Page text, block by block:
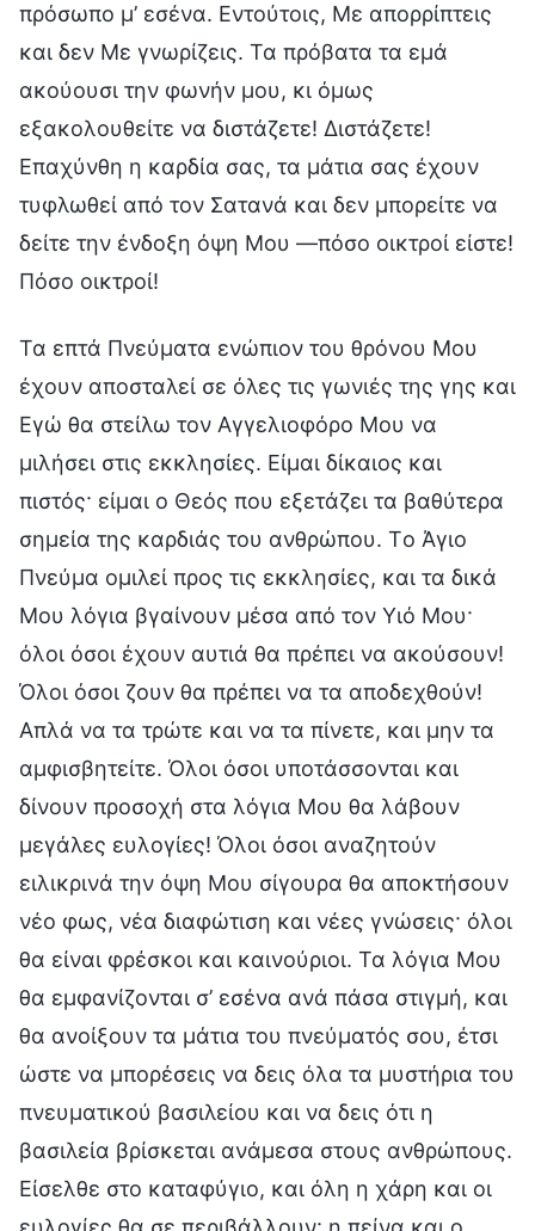
πρόσωπο μ’ εσένα. Εντούτοις, Με απορρίπτεις
και δεν Mε γνωρίζεις. Τα πρόβατα τα εμά
ακούουσι την φωνήν μου, κι όμως
εξακολουθείτε να διστάζετε! Διστάζετε!
Επαχύνθη η καρδία σας, τα μάτια σας έχουν
τυφλωθεί από τον Σατανά και δεν μπορείτε να
δείτε την ένδοξη όψη Μου —πόσο οικτροί είστε!
Πόσο οικτροί!
Τα επτά Πνεύματα ενώπιον του θρόνου Μου
έχουν αποσταλεί σε όλες τις γωνιές της γης και
Εγώ θα στείλω τον Αγγελιοφόρο Μου να
μιλήσει στις εκκλησίες. Είμαι δίκαιος και
πιστός· είμαι ο Θεός που εξετάζει τα βαθύτερα
σημεία της καρδιάς του ανθρώπου. Tο Άγιο
Πνεύμα ομιλεί προς τις εκκλησίες, και τα δικά
Μου λόγια βγαίνουν μέσα από τον Υιό Μου·
όλοι όσοι έχουν αυτιά θα πρέπει να ακούσουν!
Όλοι όσοι ζουν θα πρέπει να τα αποδεχθούν!
Απλά να τα τρώτε και να τα πίνετε, και μην τα
αμφισβητείτε. Όλοι όσοι υποτάσσονται και
δίνουν προσοχή στα λόγια Μου θα λάβουν
μεγάλες ευλογίες! Όλοι όσοι αναζητούν
ειλικρινά την όψη Μου σίγουρα θα αποκτήσουν
νέο φως, νέα διαφώτιση και νέες γνώσεις· όλοι
θα είναι φρέσκοι και καινούριοι. Τα λόγια Μου
θα εμφανίζονται σ’ εσένα ανά πάσα στιγμή, και
θα ανοίξουν τα μάτια του πνεύματός σου, έτσι
ώστε να μπορέσεις να δεις όλα τα μυστήρια του
πνευματικού βασιλείου και να δεις ότι η
βασιλεία βρίσκεται ανάμεσα στους ανθρώπους.
Είσελθε στο καταφύγιο, και όλη η χάρη και οι